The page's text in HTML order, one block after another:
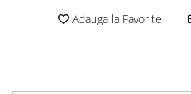
Adauga la Favorite